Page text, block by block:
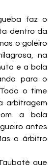
faz o
dentro da
o goleiro
na
e a bola
para o
o time
arbitragem
a bola
antes
o árbitro
que